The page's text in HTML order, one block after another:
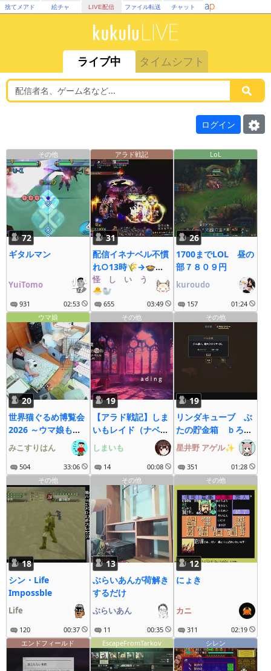
捨てメアド 絵チャ LIVE配信 ファイル転送 チャット
ライブ中 タイムシフト
ログイン
その他
72
ギタルマン
YuiTomo
931 02:53
アラド戦記
31
配信イネナベル不慣
れ○13時🌾→🍲
H→N16時くらいま
で
怪゚し゚い゚う゚な゚ぎ゚
🐣🦭
655 03:49
LoL
26
1700までLOL 昼の
部７８０９円
kuroudo
157
01:24
ウマ娘
20
世界猫ぐるめ博覧会
2026 ～ウマ娘も大
疾走にゃ～
みこすりはん
504 33:06
その他
19
【アラド戦記】しま
いもレイド（ナベル
H・ナベルN・イ
ネ・ディレN）
しまいも
14 00:08
その他
19
リンダキューブ ぶ
たの貯金箱 ｂろた
ろ JSP3
星井野 アゲル✨
351
01:28
その他
18
シン・Life
Impossble
Life
120 00:37
その他
13
ぶらいあんが荷解き
するだけ
ぶらいあん
11 00:35
その他
12
にょき
カニ
311
02:19
エンドフィールド
EscapeFromTarkov シレン